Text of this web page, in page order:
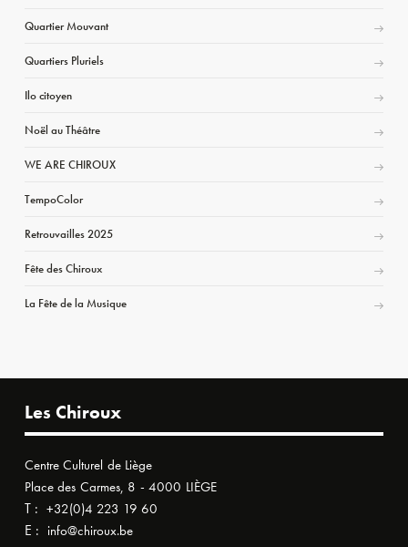
Quartier Mouvant
Quartiers Pluriels
Ilo citoyen
Noël au Théâtre
WE ARE CHIROUX
TempoColor
Retrouvailles 2025
Fête des Chiroux
La Fête de la Musique
Les Chiroux
Centre Culturel de Liège
Place des Carmes, 8 - 4000 LIÈGE
T : +32(0)4 223 19 60
E : info@chiroux.be